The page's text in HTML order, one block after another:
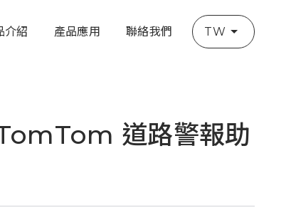
介紹 產品應用 聯絡我們 TW
道路警報助